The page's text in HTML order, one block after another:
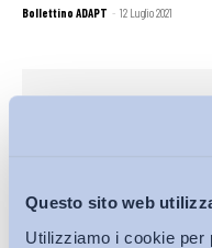
Questo sito web
Utilizziamo i cookie per
Bollettino ADAPT - 12 Luglio 2021